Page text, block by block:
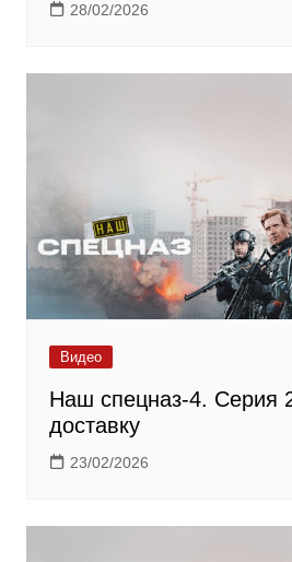
28/02/2026
Видео
Наш спецназ-4. Серия
доставку
23/02/2026